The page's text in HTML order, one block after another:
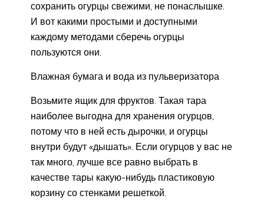
сохранить огурцы свежими, не понаслышке.
И вот какими простыми и доступными
каждому методами сберечь огурцы
пользуются они.
Влажная бумага и вода из пульверизатора
Возьмите ящик для фруктов. Такая тара
наиболее выгодна для хранения огурцов,
потому что в ней есть дырочки, и огурцы
внутри будут «дышать». Если огурцов у вас не
так много, лучше все равно выбрать в
качестве тары какую-нибудь пластиковую
корзину со стенками решеткой.